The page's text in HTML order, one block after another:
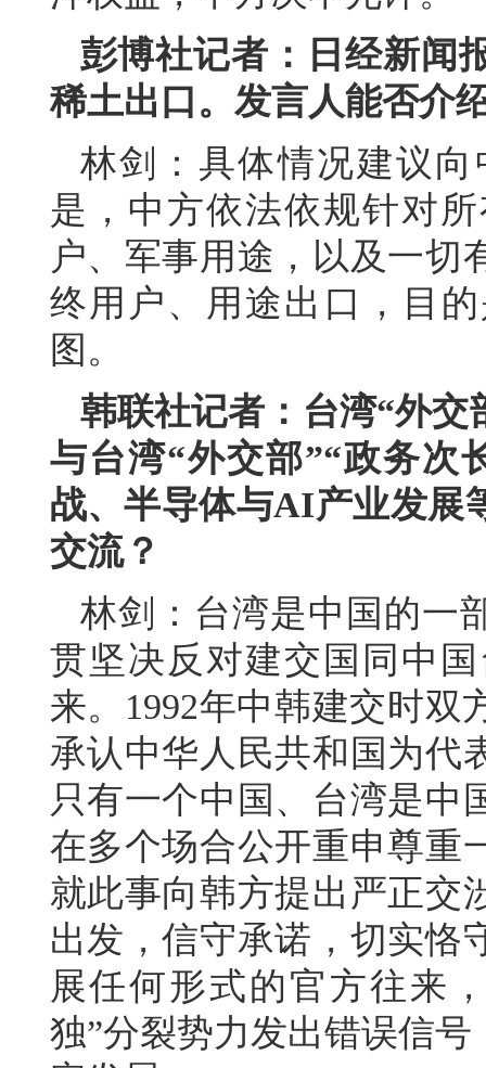
彭博社记者：日经新闻
稀土出口。发言人能否介
林剑：具体情况建议
是，中方依法依规针对
户、军事用途，以及一切
终用户、用途出口，目
图。
韩联社记者：台湾“外交
与台湾“外交部”“政务次
战、半导体与AI产业发展
交流？
林剑：台湾是中国的一
贯坚决反对建交国同中
来。1992年中韩建交时双
承认中华人民共和国为代
只有一个中国、台湾是中
在多个场合公开重申尊重
就此事向韩方提出严正交
出发，信守承诺，切实恪
展任何形式的官方往来
独”分裂势力发出错误信